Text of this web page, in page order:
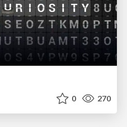
0 270